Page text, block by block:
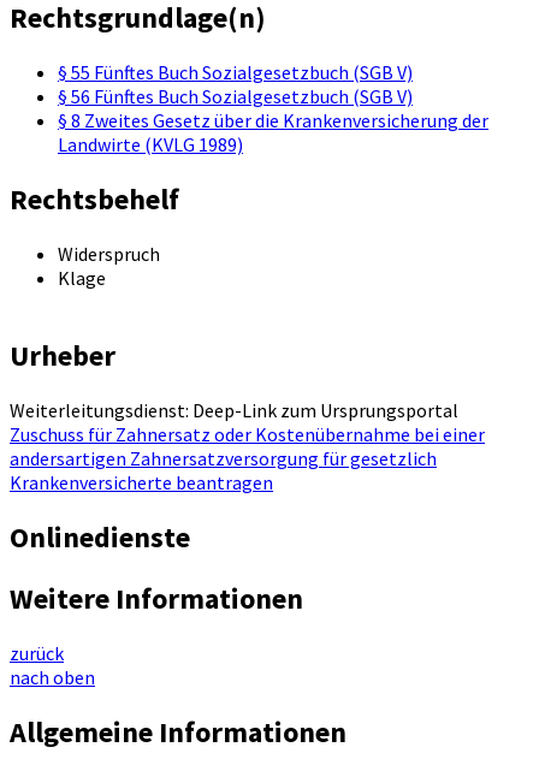
Rechtsgrundlage(n)
§ 55 Fünftes Buch Sozialgesetzbuch (SGB V)
§ 56 Fünftes Buch Sozialgesetzbuch (SGB V)
§ 8 Zweites Gesetz über die Krankenversicherung der
Landwirte (KVLG 1989)
Rechtsbehelf
Widerspruch
Klage
Urheber
Weiterleitungsdienst: Deep-Link zum Ursprungsportal
Zuschuss für Zahnersatz oder Kostenübernahme bei einer
andersartigen Zahnersatzversorgung für gesetzlich
Krankenversicherte beantragen
Onlinedienste
Weitere Informationen
zurück
nach oben
Allgemeine Informationen